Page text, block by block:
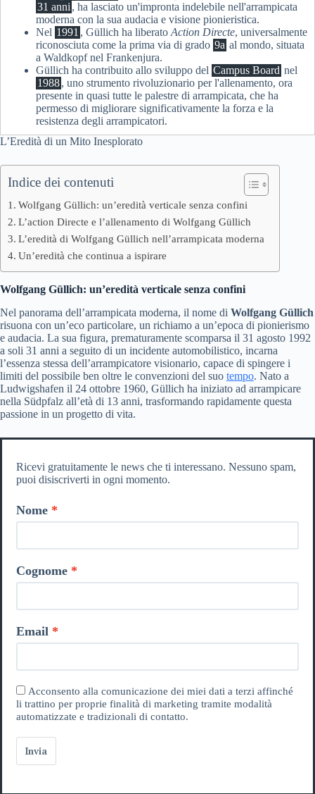
31 anni , ha lasciato un'impronta indelebile nell'arrampicata
moderna con la sua audacia e visione pionieristica.
Nel 1991 , Güllich ha liberato Action Directe, universalmente
riconosciuta come la prima via di grado 9a al mondo, situata
a Waldkopf nel Frankenjura.
Güllich ha contribuito allo sviluppo del Campus Board nel
1988, uno strumento rivoluzionario per l'allenamento, ora
presente in quasi tutte le palestre di arrampicata, che ha
permesso di migliorare significativamente la forza e la
resistenza degli arrampicatori.
L’Eredità di un Mito Inesplorato
Indice dei contenuti
Wolfgang Güllich: un’eredità verticale senza confini
L’action Directe e l’allenamento di Wolfgang Güllich
L’eredità di Wolfgang Güllich nell’arrampicata moderna
Un’eredità che continua a ispirare
Wolfgang Güllich: un’eredità verticale senza confini
Nel panorama dell’arrampicata moderna, il nome di Wolfgang Güllich
risuona con un’eco particolare, un richiamo a un’epoca di pionierismo
e audacia. La sua figura, prematuramente scomparsa il 31 agosto 1992
a soli 31 anni a seguito di un incidente automobilistico, incarna
l’essenza stessa dell’arrampicatore visionario, capace di spingere i
limiti del possibile ben oltre le convenzioni del suo tempo. Nato a
Ludwigshafen il 24 ottobre 1960, Güllich ha iniziato ad arrampicare
nella Südpfalz all’età di 13 anni, trasformando rapidamente questa
passione in un progetto di vita.
Ricevi gratuitamente le news che ti interessano. Nessuno spam,
puoi disiscriverti in ogni momento.
Nome
Cognome
Email
Acconsento alla comunicazione dei miei dati a terzi affinché
li trattino per proprie finalità di marketing tramite modalità
automatizzate e tradizionali di contatto.
Invia